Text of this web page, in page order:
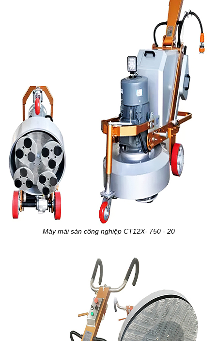
Máy mài sàn công nghiệp CT12X- 750 - 20